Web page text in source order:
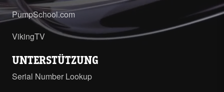
PumpSchool.com
VikingTV
UNTERSTÜTZUNG
Serial Number Lookup